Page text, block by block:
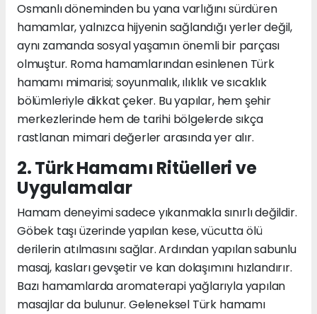
Osmanlı döneminden bu yana varlığını sürdüren
hamamlar, yalnızca hijyenin sağlandığı yerler değil,
aynı zamanda sosyal yaşamın önemli bir parçası
olmuştur. Roma hamamlarından esinlenen Türk
hamamı mimarisi; soyunmalık, ılıklık ve sıcaklık
bölümleriyle dikkat çeker. Bu yapılar, hem şehir
merkezlerinde hem de tarihi bölgelerde sıkça
rastlanan mimari değerler arasında yer alır.
2. Türk Hamamı Ritüelleri ve
Uygulamalar
Hamam deneyimi sadece yıkanmakla sınırlı değildir.
Göbek taşı üzerinde yapılan kese, vücutta ölü
derilerin atılmasını sağlar. Ardından yapılan sabunlu
masaj, kasları gevşetir ve kan dolaşımını hızlandırır.
Bazı hamamlarda aromaterapi yağlarıyla yapılan
masajlar da bulunur. Geleneksel Türk hamamı